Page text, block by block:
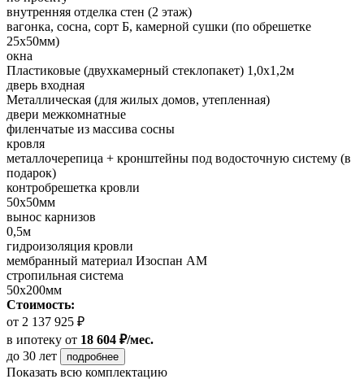
внутренняя отделка стен (2 этаж)
вагонка, сосна, сорт Б, камерной сушки (по обрешетке
25х50мм)
окна
Пластиковые (двухкамерный стеклопакет) 1,0х1,2м
дверь входная
Металлическая (для жилых домов, утепленная)
двери межкомнатные
филенчатые из массива сосны
кровля
металлочерепица + кронштейны под водосточную систему (в
подарок)
контробрешетка кровли
50х50мм
вынос карнизов
0,5м
гидроизоляция кровли
мембранный материал Изоспан АМ
стропильная система
50х200мм
Стоимость:
от 2 137 925 ₽
в ипотеку от 18 604 ₽/мес.
до 30 лет
подробнее
Показать всю комплектацию